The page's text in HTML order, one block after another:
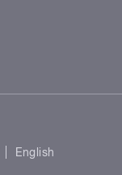
English